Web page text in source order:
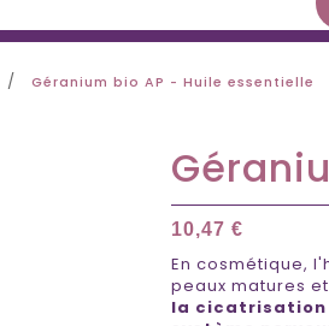
Géranium bio AP - Huile essentielle
10,47 €
En cosmétique,
peaux matures
la cicatrisation